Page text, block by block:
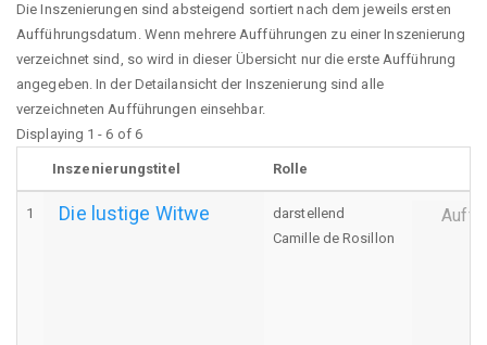
Die Inszenierungen sind absteigend sortiert nach dem jeweils ersten
Aufführungsdatum. Wenn mehrere Aufführungen zu einer Inszenierung
verzeichnet sind, so wird in dieser Übersicht nur die erste Aufführung
angegeben. In der Detailansicht der Inszenierung sind alle
verzeichneten Aufführungen einsehbar.
Displaying 1 - 6 of 6
Inszenierungstitel Rolle
1 Die lustige Witwe
darstellend
Camille de Rosillon